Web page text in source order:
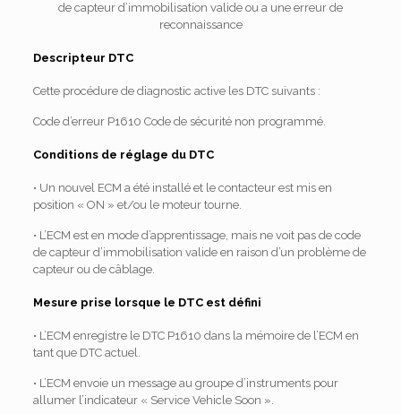
de capteur d’immobilisation valide ou a une erreur de
reconnaissance
Descripteur DTC
Cette procédure de diagnostic active les DTC suivants :
Code d’erreur P1610 Code de sécurité non programmé.
Conditions de réglage du DTC
• Un nouvel ECM a été installé et le contacteur est mis en
position « ON » et/ou le moteur tourne.
• L’ECM est en mode d’apprentissage, mais ne voit pas de code
de capteur d’immobilisation valide en raison d’un problème de
capteur ou de câblage.
Mesure prise lorsque le DTC est défini
• L’ECM enregistre le DTC P1610 dans la mémoire de l’ECM en
tant que DTC actuel.
• L’ECM envoie un message au groupe d’instruments pour
allumer l’indicateur « Service Vehicle Soon ».